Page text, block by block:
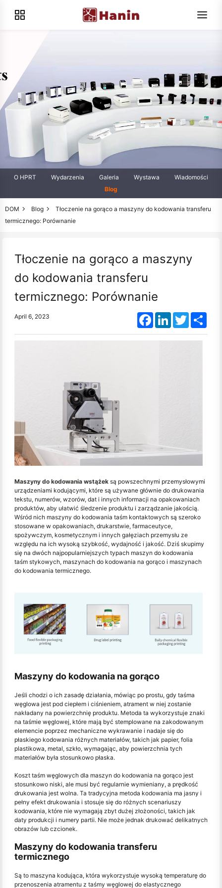
O HPRT Wydarzenia Galeria Wystawa
Wiadomości
Blog
DOM Blog
Tłoczenie na gorąco a maszyny do kodowania transferu
termicznego: Porównanie
Tłoczenie na gorąco a maszyny
do kodowania transferu
termicznego: Porównanie
April 6, 2023 FacebookLinkedInTwitter
Maszyny do kodowania wstążek są powszechnymi przemysłowymi
urządzeniami kodującymi, które są używane głównie do drukowania
tekstu, numerów, wzorów, dat i innych informacji na opakowaniach
produktów, aby ułatwić śledzenie produktu i zarządzanie jakością.
Wśród nich maszyny do kodowania taśm kontaktowych są szeroko
stosowane w opakowaniach, drukarstwie, farmaceutyce,
spożywczym, kosmetycznym i innych gałęziach przemysłu ze
względu na ich wysoką szybkość, wydajność i jakość. Dziś skupimy
się na dwóch najpopularniejszych typach maszyn do kodowania
taśm stykowych, maszynach do kodowania na gorąco i maszynach
do kodowania termicznego.
Maszyny do kodowania na gorąco
Jeśli chodzi o ich zasadę działania, mówiąc po prostu, gdy taśma
węglowa jest pod ciepłem i ciśnieniem, atrament w niej zostanie
nakładany na powierzchnię produktu. Metoda ta wykorzystuje znaki
na taśmie węglowej, które mają być stemplowane na zakodowanym
elemencie poprzez mechaniczne wykrawanie i nadaje się do
płaskiego kodowania różnych materiałów, takich jak papier, folia
plastikowa, metal, szkło, wymagając, aby powierzchnia tych
materiałów była stosunkowo płaska.
Koszt taśm węglowych dla maszyn do kodowania na gorąco jest
stosunkowo niski, ale musi być regularnie wymieniany, a prędkość
drukowania jest wolna. Ta tradycyjna metoda kodowania ma jasny i
pełny efekt drukowania i stosuje się do różnych scenariuszy
kodowania, które nie wymagają zbyt dużej złożoności, takich jak
daty produkcji i numery partii. Nie może jednak drukować delikatnych
obrazów lub czcionek.
Maszyny do kodowania transferu
termicznego
Są to maszyna kodująca, która wykorzystuje wysoką temperaturę do
przenoszenia atramentu z taśmy węglowej do elastycznego